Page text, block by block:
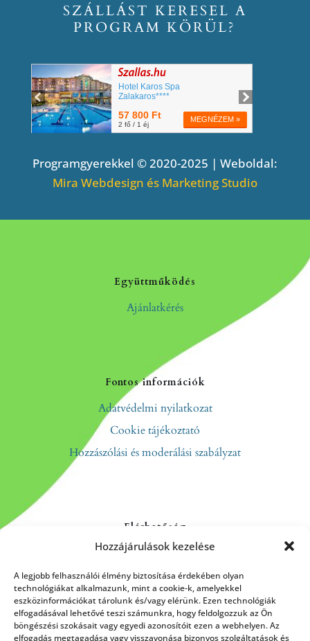
Hozzájárulások kezelése
A legjobb felhasználói élmény biztosítása érdekében olyan
technológiákat alkalmazunk, mint a cookie-k, amelyekkel
eszközinformációkat tárolunk és/vagy elérünk. Ezen technológiák
elfogadásával lehetővé teszi számunkra, hogy feldolgozzuk az Ön
böngészési szokásait vagy egyedi azonosítóit ezen a webhelyen. Az
elfogadás megtagadása vagy visszavonása bizonyos szolgáltatások és
SZÁLLÁST KERESEL A
PROGRAM KÖRÜL?
Programgyerekkel © 2020-2025 | Weboldal:
Mira Webdesign és Marketing Studio
Együttműködés
Ajánlatkérés
Fontos információk
Adatvédelmi nyilatkozat
Cookie tájékoztató
Hozzászólási és moderálási szabályzat
Elérhetőség
Kapcsolat
Rólunk